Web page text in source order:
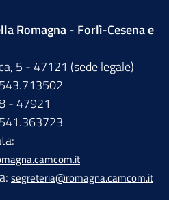
Romagna - Forlì-Cesena e
5 - 47121 (sede legale)
- 47921
segreteria@romagna.camcom.it